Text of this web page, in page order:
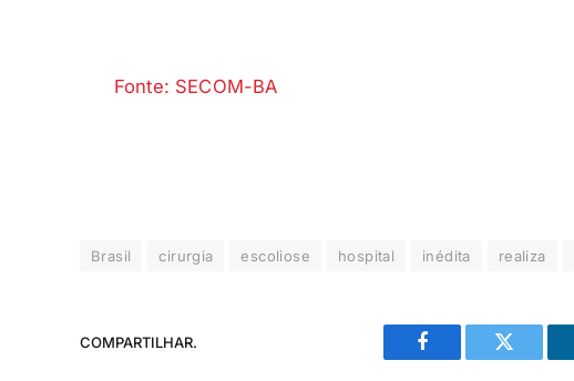
Fonte: SECOM-BA
Brasil cirurgia escoliose hospital inédita realiza
COMPARTILHAR.
Facebook Twitter